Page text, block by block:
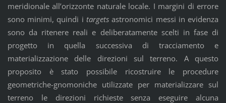
meridionale all’orizzonte naturale locale. I margini di errore
sono minimi, quindi i targets astronomici messi in evidenza
sono da ritenere reali e deliberatamente scelti in fase di
progetto in quella successiva di tracciamento e
materializzazione delle direzioni sul terreno. A questo
proposito è stato possibile ricostruire le procedure
geometriche-gnomoniche utilizzate per materializzare sul
terreno le direzioni richieste senza eseguire alcuna